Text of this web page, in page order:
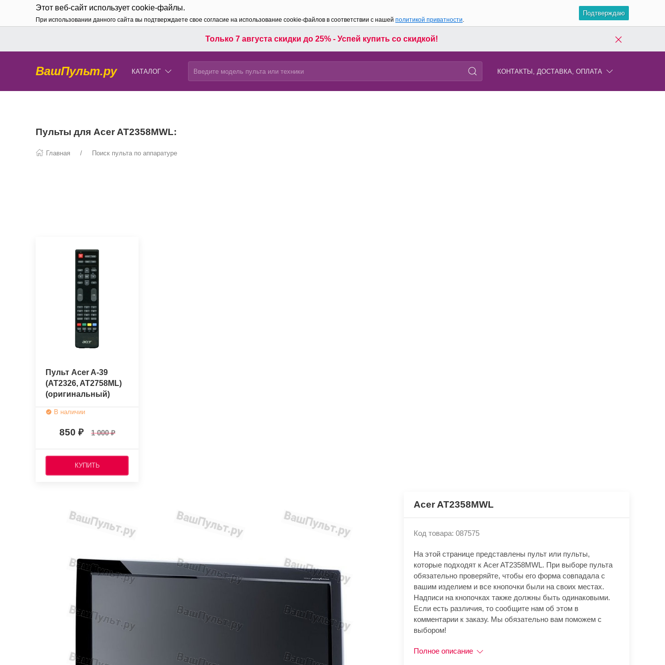
Этот веб-сайт использует cookie-файлы.
При использовании данного сайта вы подтверждаете свое согласие на использование cookie-файлов в соответствии с нашей политикой приватности.
Подтверждаю
Только 7 августа скидки до 25% - Успей купить со скидкой!
ВашПульт.ру КАТАЛОГ КОНТАКТЫ, ДОСТАВКА, ОПЛАТА
Пульты для Acer AT2358MWL:
Главная Поиск пульта по аппаратуре
Пульт Acer A-39
(AT2326, AT2758ML)
(оригинальный)
В наличии
850 1 000
КУПИТЬ
Acer AT2358MWL
Код товара: 087575
На этой странице представлены пульт или пульты,
которые подходят к Acer AT2358MWL. При выборе пульта
обязательно проверяйте, чтобы его форма совпадала с
вашим изделием и все кнопочки были на своих местах.
Надписи на кнопочках также должны быть одинаковыми.
Если есть различия, то сообщите нам об этом в
комментарии к заказу. Мы обязательно вам поможем с
выбором!
Полное описание